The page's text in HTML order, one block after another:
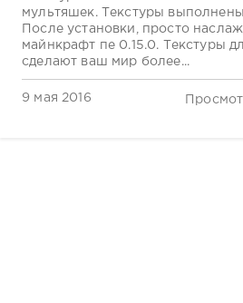
мультяшек. Текстуры
После установки, просто
майнкрафт пе 0.15.0. Текстуры
сделают ваш мир более...
9 мая 2016